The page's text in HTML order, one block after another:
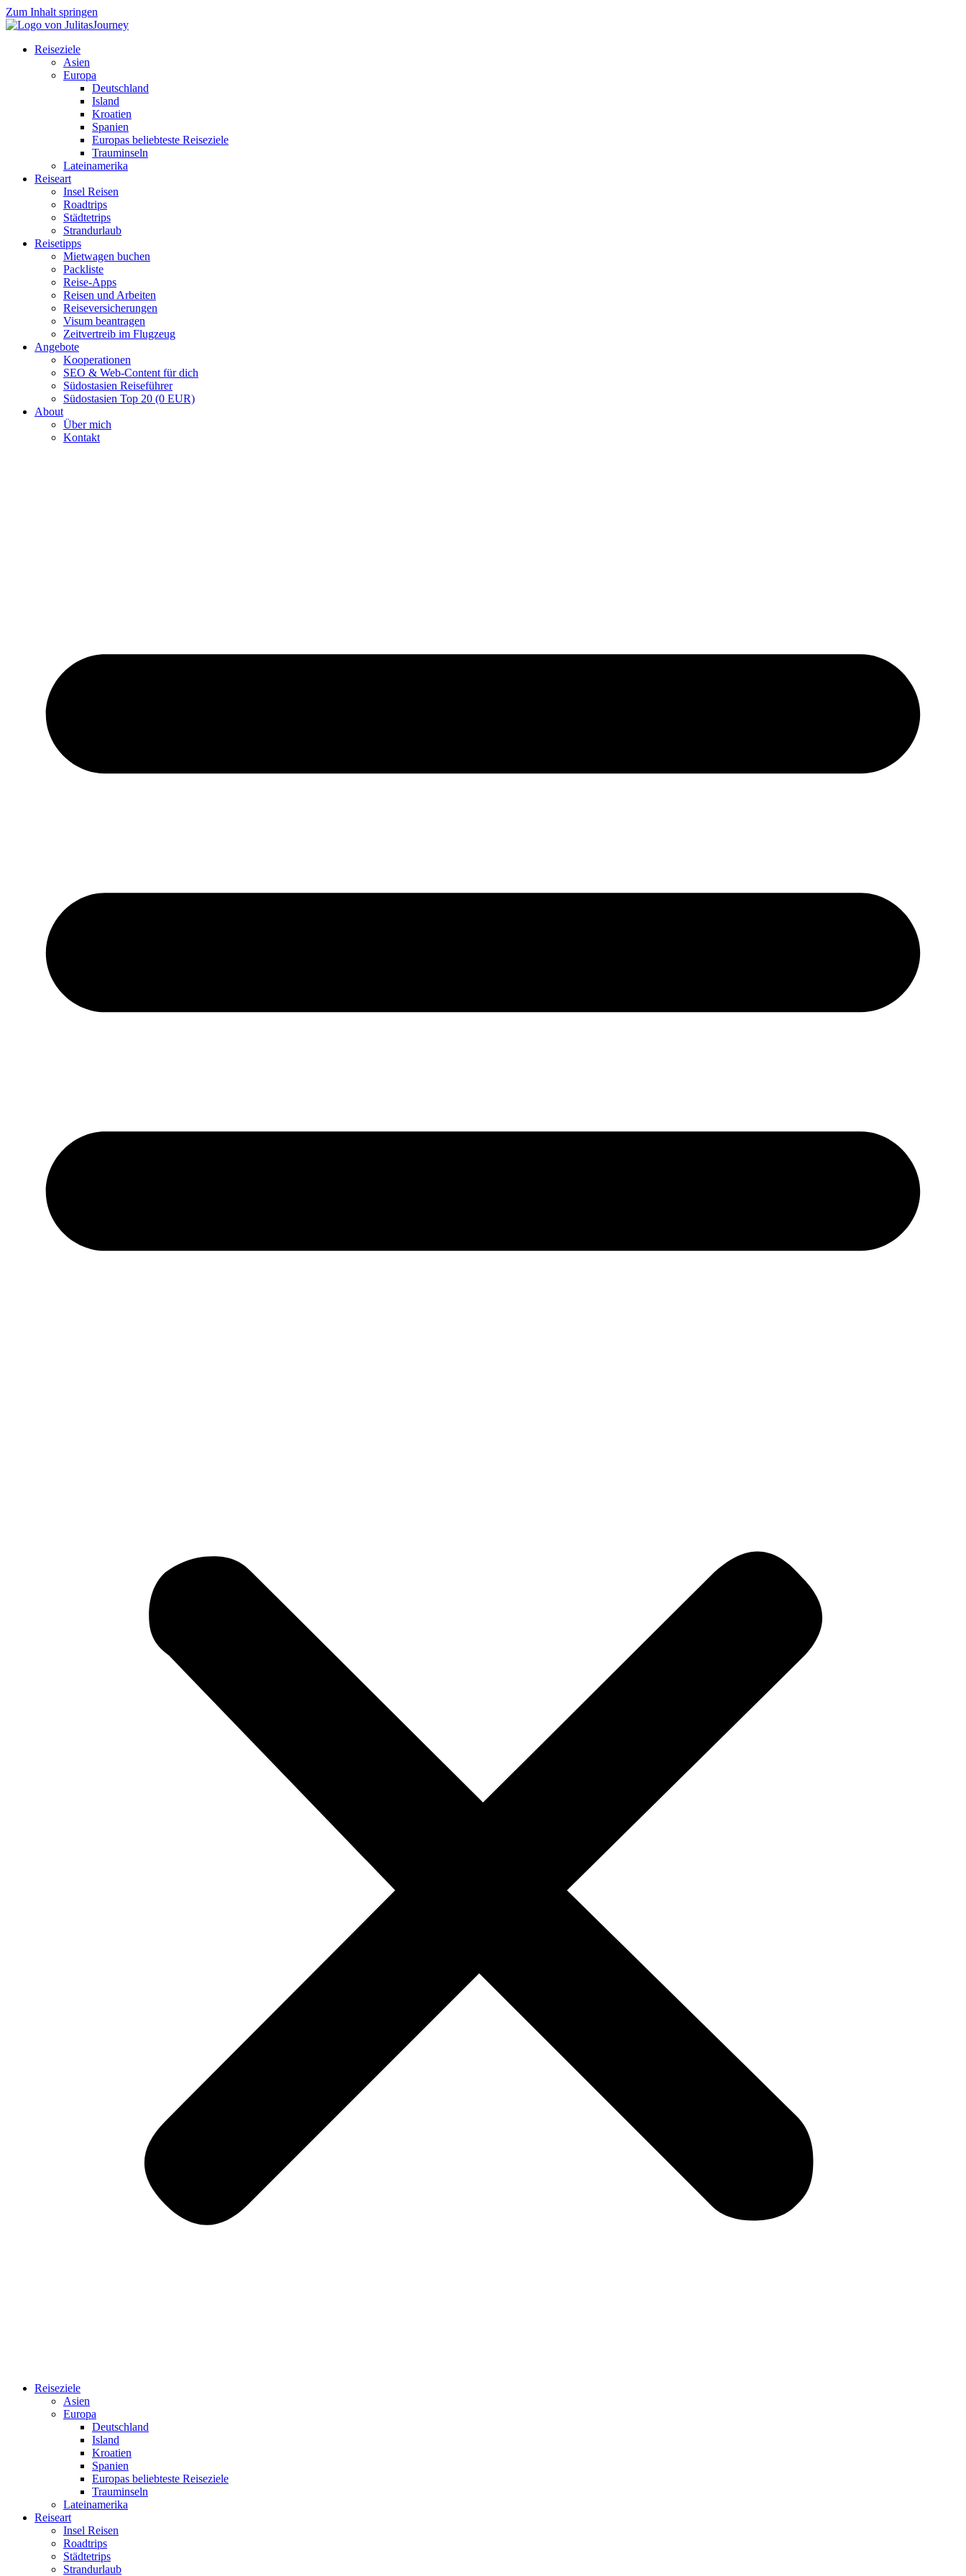
Zum Inhalt springen
Reiseziele
Asien
Europa
Deutschland
Island
Kroatien
Spanien
Europas beliebteste Reiseziele
Trauminseln
Lateinamerika
Reiseart
Insel Reisen
Roadtrips
Städtetrips
Strandurlaub
Reisetipps
Mietwagen buchen
Packliste
Reise-Apps
Reisen und Arbeiten
Reiseversicherungen
Visum beantragen
Zeitvertreib im Flugzeug
Angebote
Kooperationen
SEO & Web-Content für dich
Südostasien Reiseführer
Südostasien Top 20 (0 EUR)
About
Über mich
Kontakt
Reiseziele
Asien
Europa
Deutschland
Island
Kroatien
Spanien
Europas beliebteste Reiseziele
Trauminseln
Lateinamerika
Reiseart
Insel Reisen
Roadtrips
Städtetrips
Strandurlaub